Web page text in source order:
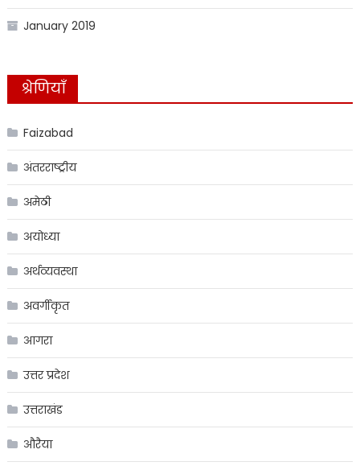
January 2019
श्रेणियाँ
Faizabad
अंतरराष्ट्रीय
अमेठी
अयोध्या
अर्थव्यवस्था
अवर्गीकृत
आगरा
उत्तर प्रदेश
उत्तराखंड
औरैया